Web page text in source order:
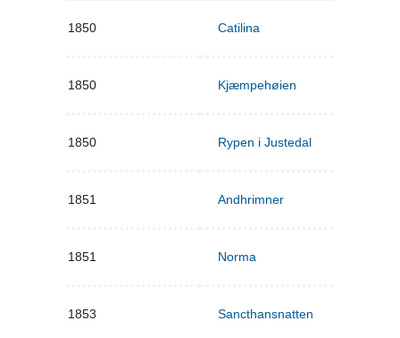
1850 Catilina
1850 Kjæmpehøien
1850 Rypen i Justedal
1851 Andhrimner
1851 Norma
1853 Sancthansnatten